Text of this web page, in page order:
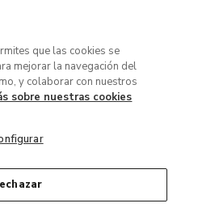
(llamado
- Amberes (?), 1532
que las cookies se
mejorar la navegación del
y colaborar con nuestros
sobre nuestras cookies